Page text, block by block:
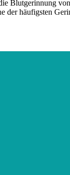
Blutgerinnung
häufigsten